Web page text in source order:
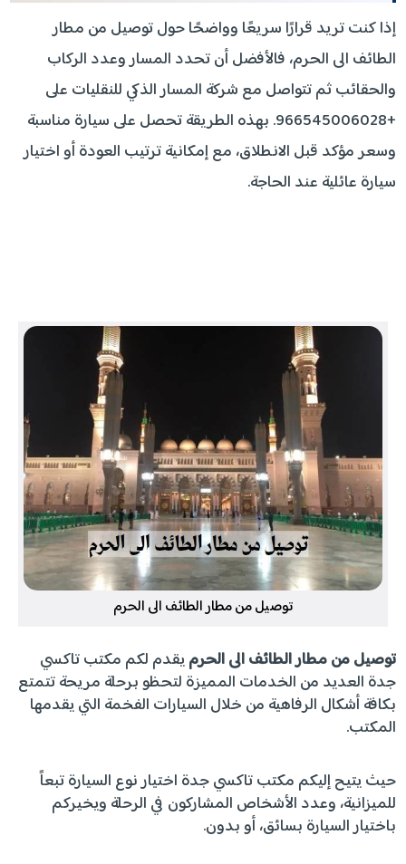
إذا كنت تريد قرارًا سريعًا وواضحًا حول توصيل من مطار
الطائف الى الحرم، فالأفضل أن تحدد المسار وعدد الركاب
والحقائب ثم تتواصل مع شركة المسار الذكي للنقليات على
+966545006028. بهذه الطريقة تحصل على سيارة مناسبة
وسعر مؤكد قبل الانطلاق، مع إمكانية ترتيب العودة أو اختيار
سيارة عائلية عند الحاجة.
توصيل من مطار الطائف الى الحرم
توصيل من مطار الطائف الى الحرميقدم لكم مكتب تاكسي
جدة العديد من الخدمات المميزة لتحظو برحلة مريحة تتمتع
بكافة أشكال الرفاهية من خلال السيارات الفخمة التي يقدمها
المكتب.
حيث يتيح إليكم مكتب تاكسي جدة اختيار نوع السيارة تبعاً
للميزانية، وعدد الأشخاص المشاركون في الرحلة ويخيركم
باختيار السيارة بسائق، أو بدون.